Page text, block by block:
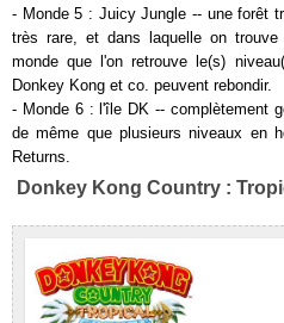
- Monde 5 : Juicy Jungle -- une forêt
très rare, et dans laquelle on
monde que l'on retrouve le(s)
Donkey Kong et co. peuvent rebondir.
- Monde 6 : l'île DK -- complètement
de même que plusieurs niveaux en
Returns.
Donkey Kong Country :